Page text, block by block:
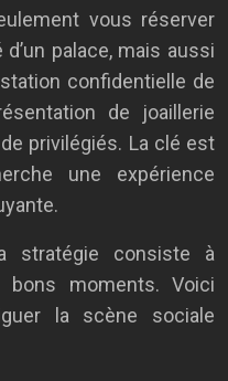
vous réserver
palace, mais aussi
confidentielle de
de joaillerie
privilégiés. La clé est
une expérience
stratégie consiste à
moments. Voici
la scène sociale